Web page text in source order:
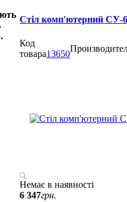
Стіл комп'ютерний СУ-6
Код
товара13650
Немає в наявності
6 347грн.